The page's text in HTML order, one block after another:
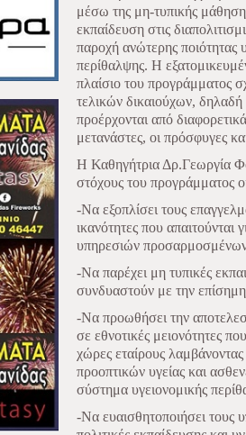
μέσω της μη-τυπικής
εκπαίδευση στις
παροχή ανώτερης ποιότητας
περίθαλψης. Η
πλαίσιο του προγράμματος
τελικών δικαιούχων,
προέρχονται από
μετανάστες, οι πρόσφυγες
Η Καθηγήτρια Δρ.Γεωργία
στόχους του προγράμματος
-Να εξοπλίσει τους
ικανότητες που απαιτούνται
υπηρεσιών
-Να παρέχει μη τυπικές
συνδυαστούν με την
-Να προωθήσει την
σε εθνοτικές μειονότητες
χώρες εταίρους
προοπτικών υγείας και
σύστημα υγειονομικής
-Να ευαισθητοποιήσει τους